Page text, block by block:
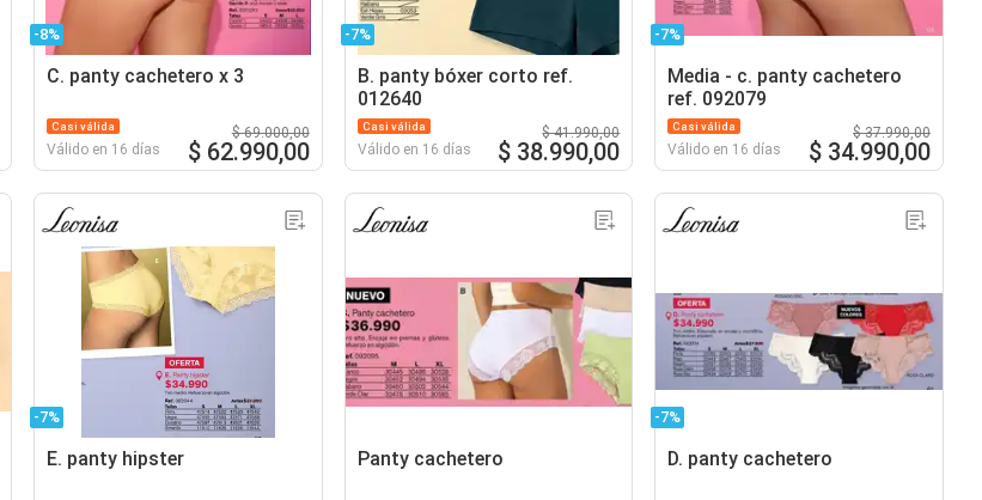
-8%
C. panty cachetero x 3
Casi válida
Válido en 16 días
$ 69.000,00
$ 62.990,00
-7%
B. panty bóxer corto ref.
012640
Casi válida
Válido en 16 días
$ 41.990,00
$ 38.990,00
-7%
Media - c. panty cachetero
ref. 092079
Casi válida
Válido en 16 días
$ 37.990,00
$ 34.990,00
-7%
E. panty hipster Panty cachetero
-7%
D. panty cachetero